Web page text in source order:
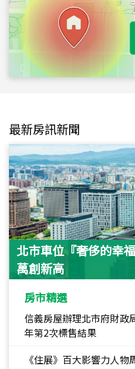
最新房訊新聞
北市車位『奢侈的幸
萬創新高
房市精選
信義房屋辦理北市府財政
年第2次標售結果
《住展》百大影響力人